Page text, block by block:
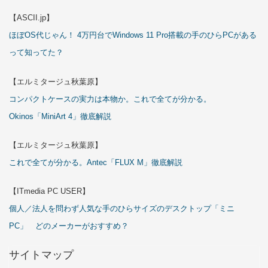
【ASCII.jp】
ほぼOS代じゃん！ 4万円台でWindows 11 Pro搭載の手のひらPCがある
って知ってた？
【エルミタージュ秋葉原】
コンパクトケースの実力は本物か。これで全てが分かる。
Okinos「MiniArt 4」徹底解説
【エルミタージュ秋葉原】
これで全てが分かる。Antec「FLUX M」徹底解説
【ITmedia PC USER】
個人／法人を問わず人気な手のひらサイズのデスクトップ「ミニ
PC」 どのメーカーがおすすめ？
サイトマップ